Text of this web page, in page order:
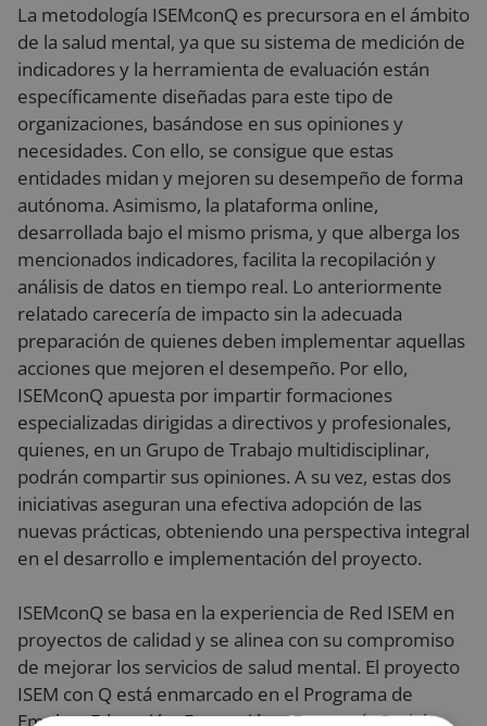
La metodología ISEMconQ es precursora en el ámbito
de la salud mental, ya que su sistema de medición de
indicadores y la herramienta de evaluación están
específicamente diseñadas para este tipo de
organizaciones, basándose en sus opiniones y
necesidades. Con ello, se consigue que estas
entidades midan y mejoren su desempeño de forma
autónoma. Asimismo, la plataforma online,
desarrollada bajo el mismo prisma, y que alberga los
mencionados indicadores, facilita la recopilación y
análisis de datos en tiempo real. Lo anteriormente
relatado carecería de impacto sin la adecuada
preparación de quienes deben implementar aquellas
acciones que mejoren el desempeño. Por ello,
ISEMconQ apuesta por impartir formaciones
especializadas dirigidas a directivos y profesionales,
quienes, en un Grupo de Trabajo multidisciplinar,
podrán compartir sus opiniones. A su vez, estas dos
iniciativas aseguran una efectiva adopción de las
nuevas prácticas, obteniendo una perspectiva integral
en el desarrollo e implementación del proyecto.
ISEMconQ se basa en la experiencia de Red ISEM en
proyectos de calidad y se alinea con su compromiso
de mejorar los servicios de salud mental. El proyecto
ISEM con Q está enmarcado en el Programa de